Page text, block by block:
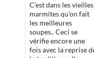
C’est dans les vieilles
marmites qu’on fait
les meilleures
soupes.. Ceci se
vérifie encore une
fois avec la reprise